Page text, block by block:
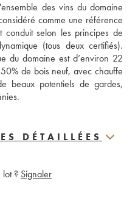
des vins du domaine
comme une référence
conduit selon les principes de
(tous deux certifiés).
du domaine est d’environ 22
de bois neuf, avec chauffe
beaux potentiels de gardes,
DÉTAILLÉES
? Signaler